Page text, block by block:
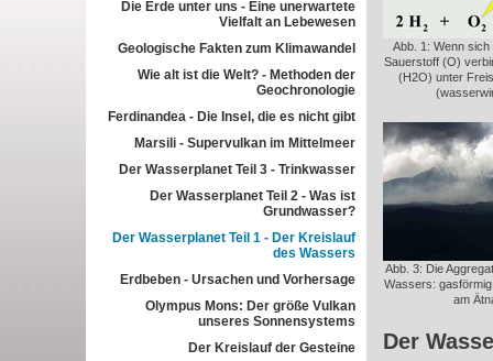
Die Erde unter uns - Eine unerwartete
Vielfalt an Lebewesen
Geologische Fakten zum Klimawandel
Wie alt ist die Welt? - Methoden der
Geochronologie
Ferdinandea - Die Insel, die es nicht gibt
Marsili - Supervulkan im Mittelmeer
Der Wasserplanet Teil 3 - Trinkwasser
Der Wasserplanet Teil 2 - Was ist
Grundwasser?
Der Wasserplanet Teil 1 - Der Kreislauf
des Wassers
Erdbeben - Ursachen und Vorhersage
Olympus Mons: Der größe Vulkan
unseres Sonnensystems
Der Kreislauf der Gesteine
Abb. 1: Wenn
Sauerstoff (O)
(H2O) unter
Abb. 3: Die
Wassers:
am
Der